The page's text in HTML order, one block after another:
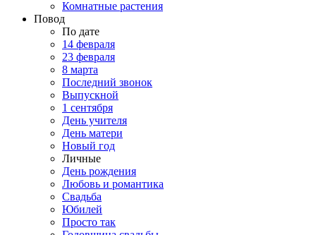
Комнатные растения
Повод
По дате
14 февраля
23 февраля
8 марта
Последний звонок
Выпускной
1 сентября
День учителя
День матери
Новый год
Личные
День рождения
Любовь и романтика
Свадьба
Юбилей
Просто так